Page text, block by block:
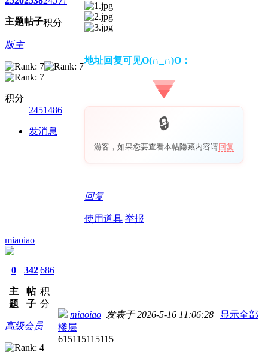
主题帖子积分
版主
积分
2451486
发消息
地址回复可见O(∩_∩)O：
游客，如果您要查看本帖隐藏内容请回复
回复
使用道具 举报
miaoiao
0
主
题
342
帖
子
686
积
分
高级会员
miaoiao 发表于 2026-5-16 11:06:28 | 显示全部
楼层
615115115115